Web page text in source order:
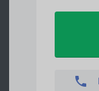
phone